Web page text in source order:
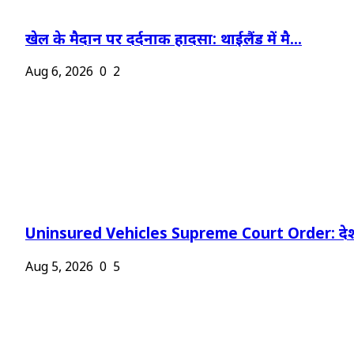
खेल के मैदान पर दर्दनाक हादसा: थाईलैंड में मै...
Aug 6, 2026 0 2
Uninsured Vehicles Supreme Court Order:
Aug 5, 2026 0 5